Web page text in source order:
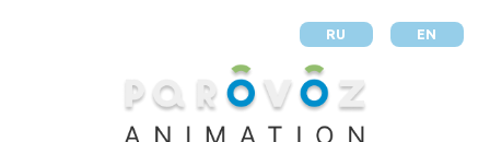
RU EN